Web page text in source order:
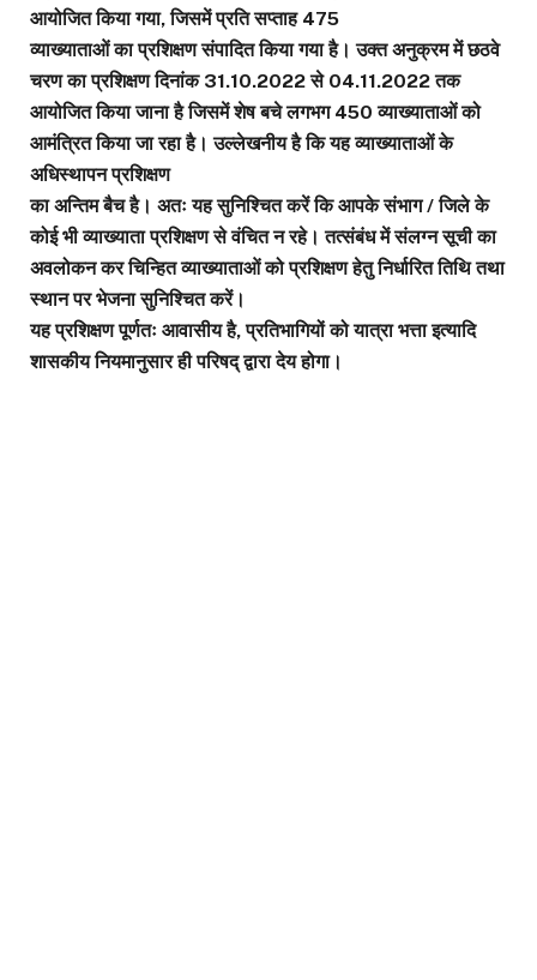
आयोजित किया गया, जिसमें प्रति सप्ताह 475
व्याख्याताओं का प्रशिक्षण संपादित किया गया है। उक्त अनुक्रम में छठवे
चरण का प्रशिक्षण दिनांक 31.10.2022 से 04.11.2022 तक
आयोजित किया जाना है जिसमें शेष बचे लगभग 450 व्याख्याताओं को
आमंत्रित किया जा रहा है। उल्लेखनीय है कि यह व्याख्याताओं के
अधिस्थापन प्रशिक्षण
का अन्तिम बैच है। अतः यह सुनिश्चित करें कि आपके संभाग / जिले के
कोई भी व्याख्याता प्रशिक्षण से वंचित न रहे। तत्संबंध में संलग्न सूची का
अवलोकन कर चिन्हित व्याख्याताओं को प्रशिक्षण हेतु निर्धारित तिथि तथा
स्थान पर भेजना सुनिश्चित करें।
यह प्रशिक्षण पूर्णतः आवासीय है, प्रतिभागियों को यात्रा भत्ता इत्यादि
शासकीय नियमानुसार ही परिषद् द्वारा देय होगा।